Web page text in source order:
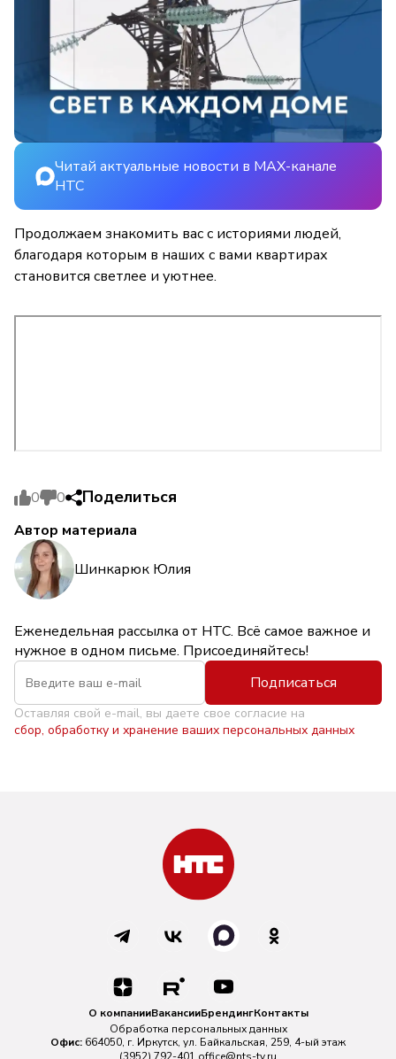
Читай актуальные новости в MAX-канале
НТС
Продолжаем знакомить вас с историями людей,
благодаря которым в наших с вами квартирах
становится светлее и уютнее.
0 0 Поделиться
Автор материала
Шинкарюк Юлия
Еженедельная рассылка от НТС. Всё самое важное и
нужное в одном письме. Присоединяйтесь!
Подписаться
Оставляя свой e-mail, вы даете свое согласие на
сбор, обработку и хранение ваших персональных данных
О компанииВакансииБрендингКонтакты
Обработка персональных данных
Офис: 664050, г. Иркутск, ул. Байкальская, 259, 4-ый этаж